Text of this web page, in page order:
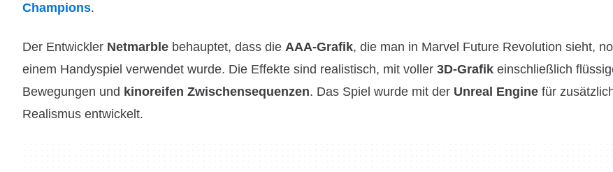
Champions.
Der Entwickler Netmarble behauptet, dass die AAA-Grafik, die man in Marvel Future Revolution sieht,
einem Handyspiel verwendet wurde. Die Effekte sind realistisch, mit voller 3D-Grafik einschließlich
Bewegungen und kinoreifen Zwischensequenzen. Das Spiel wurde mit der Unreal Engine für
Realismus entwickelt.